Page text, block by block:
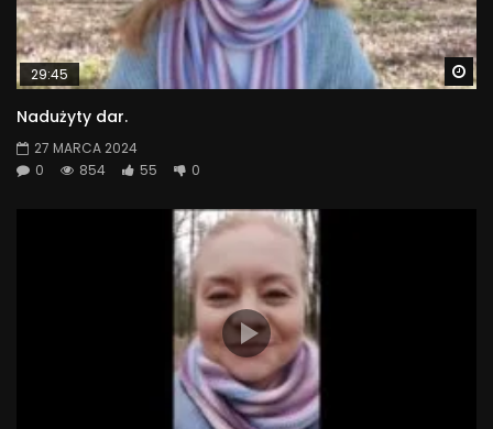
29:45
Nadużyty dar.
27 MARCA 2024
0
854 55 0